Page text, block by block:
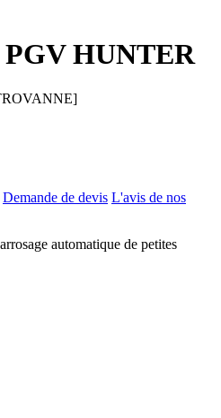
PGV HUNTER
Demande de devis L'avis de nos
automatique de petites